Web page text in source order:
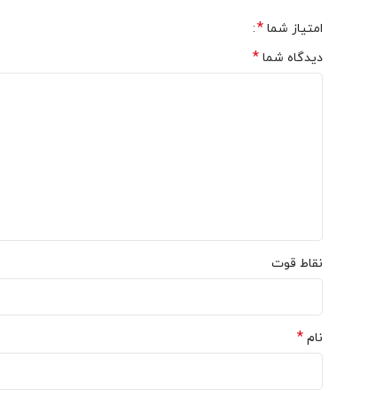
خواهید داشت. برای خرید تیشرت محرم طرح یا حسین ابن علی
امتیاز شما *
دیدگاه شما *
نقاط قوت
نام *